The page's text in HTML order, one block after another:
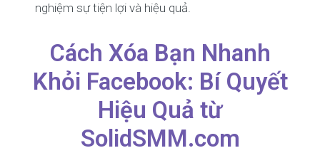
nghiệm sự tiện lợi và hiệu quả.
Cách Xóa Bạn Nhanh
Khỏi Facebook: Bí Quyết
Hiệu Quả từ
SolidSMM.com